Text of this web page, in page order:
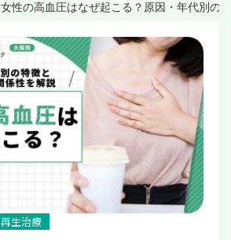
女性の高血圧はなぜ起こる？原因・年代別の
再生治療